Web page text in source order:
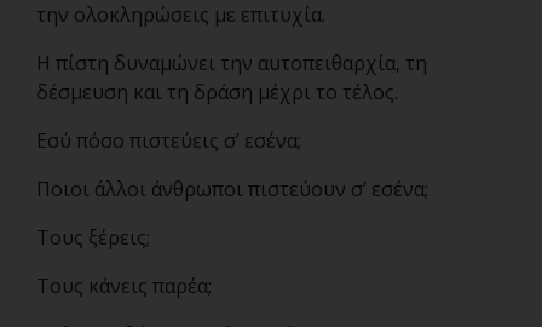
την ολοκληρώσεις με επιτυχία.
Η πίστη δυναμώνει την αυτοπειθαρχία, τη
δέσμευση και τη δράση μέχρι το τέλος.
Εσύ πόσο πιστεύεις σ’ εσένα;
Ποιοι άλλοι άνθρωποι πιστεύουν σ’ εσένα;
Τους ξέρεις;
Τους κάνεις παρέα;